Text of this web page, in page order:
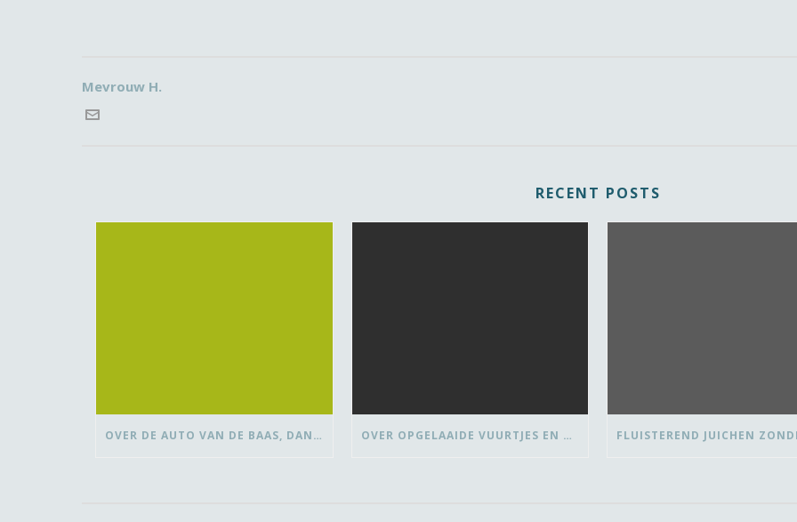
Mevrouw H.
RECENT POSTS
OVER DE AUTO VAN DE BAAS, DANSEN MET ‘VROUWEN VAN’ EN BEDANK-BLOMMEN OVER OPGELAAIDE VUURTJES EN DE PAUZE